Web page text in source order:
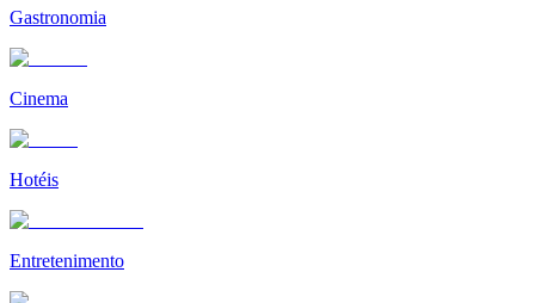
Gastronomia
Cinema
Hotéis
Entretenimento